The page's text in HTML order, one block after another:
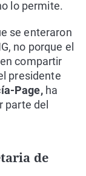
lo permite.
se enteraron
no porque el
compartir
presidente
Page,ha
parte del
de